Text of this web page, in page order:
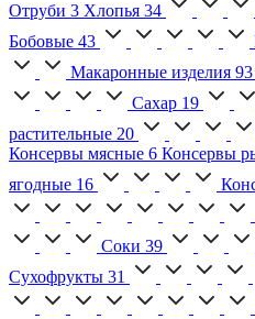
Отруби 3 Хлопья 34
Бобовые 43
Макаронные изделия 93
Сахар 19
растительные 20
Консервы мясные 6 Консервы
ягодные 16
Соки 39
Сухофрукты 31